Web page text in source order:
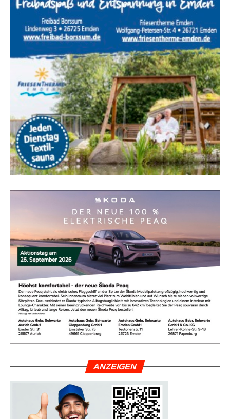
schei­den weni­ge Minu­ten über Leben und Tod. Des­halb
trai­nie­ren die Feu­er­weh­ren sol­che Ein­satz­la­gen regel­mä­
ßig, damit im Ernst­fall jeder Trupp sei­ne Auf­ga­ben sicher
und rou­ti­niert aus­füh­ren kann.
War­um die Heiß­aus­bil­dung so
wich­tig ist
ANZEI­GEN